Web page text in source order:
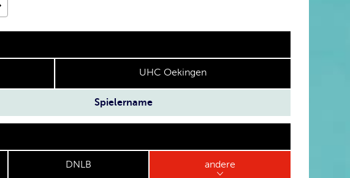
UHC Oekingen
Spielername
DNLB andere